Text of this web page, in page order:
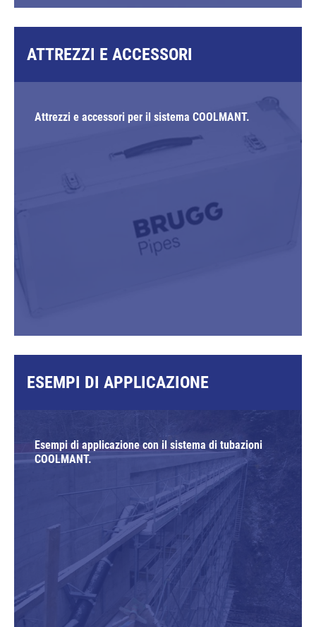
ATTREZZI E ACCESSORI
Attrezzi e accessori per il sistema COOLMANT.
ESEMPI DI APPLICAZIONE
Esempi di applicazione con il sistema di tubazioni
COOLMANT.